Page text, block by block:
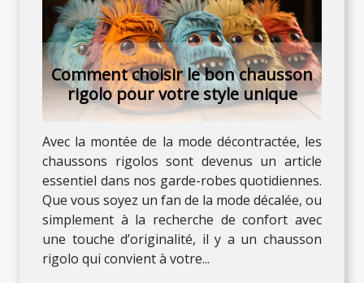
Comment choisir le bon chausson
rigolo pour votre style unique
Avec la montée de la mode décontractée, les
chaussons rigolos sont devenus un article
essentiel dans nos garde-robes quotidiennes.
Que vous soyez un fan de la mode décalée, ou
simplement à la recherche de confort avec
une touche d’originalité, il y a un chausson
rigolo qui convient à votre...